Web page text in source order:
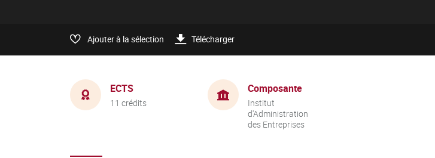
Ajouter à la sélection Télécharger
ECTS
11 crédits
Composante
Institut
d'Administration
des Entreprises